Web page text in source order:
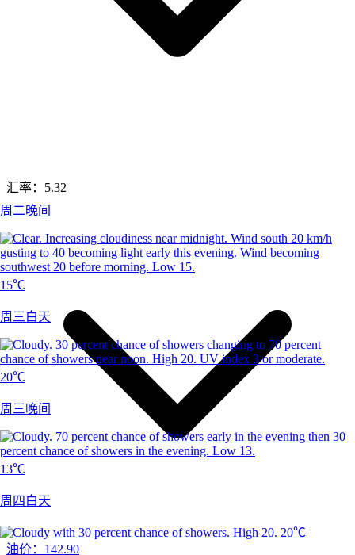
周二晚间
15℃
周三白天
20℃
周三晚间
13℃
周四白天
20℃
汇率： 5.32
油价： 142.90